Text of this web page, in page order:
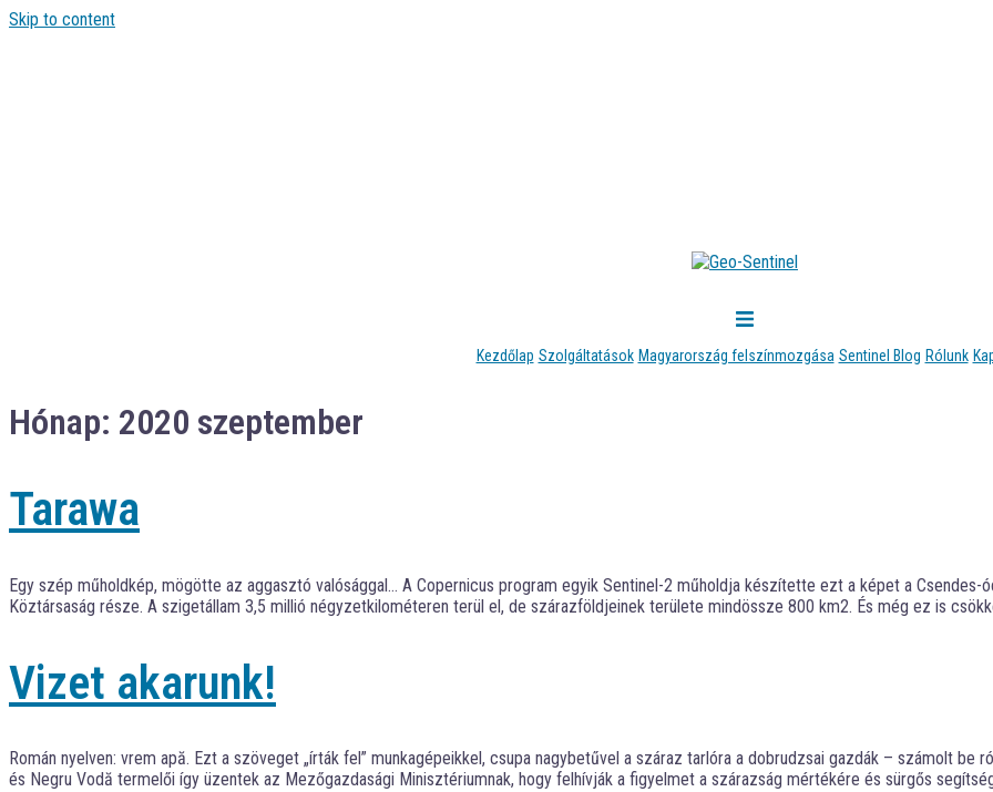
Skip to content
Kezdőlap Szolgáltatások Magyarország felszínmozgása Sentinel Blog Rólunk
Hónap: 2020 szeptember
Tarawa
Egy szép műholdkép, mögötte az aggasztó valósággal… A Copernicus program egyik Sentinel-2 műholdja készítette ezt a képet a
Köztársaság része. A szigetállam 3,5 millió négyzetkilométeren terül el, de szárazföldjeinek területe mindössze 800 km2. És még ez is
Vizet akarunk!
Román nyelven: vrem apă. Ezt a szöveget „írták fel” munkagépeikkel, csupa nagybetűvel a száraz tarlóra a dobrudzsai gazdák – számolt be
és Negru Vodă termelői így üzentek az Mezőgazdasági Minisztériumnak, hogy felhívják a figyelmet a szárazság mértékére és sürgős